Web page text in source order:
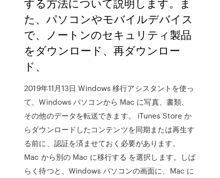
た、パソコンやモバイルデバイス
で、ノートンのセキュリティ製品
をダウンロード、再ダウンロー
ド、
2019年11月13日 Windows 移行アシスタントを使っ
て、Windows パソコンから Mac に写真、書類、
その他のデータを転送できます。 iTunes Store か
らダウンロードしたコンテンツを同期または再生す
る前に、認証を済ませておく必要があります。
Mac から別の Mac に移行する を選択します。しば
らく待つと、Windows パソコンの画面に、Mac に